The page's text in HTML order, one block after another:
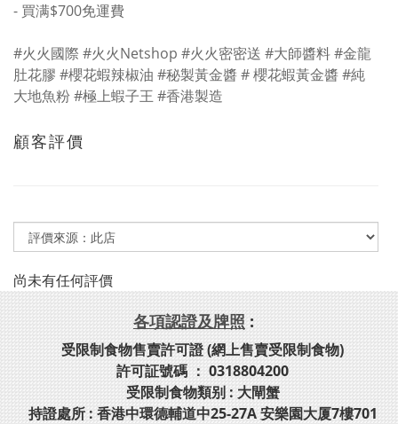
- 買满$700免運費
#火火國際 #火火Netshop #火火密密送 #大師醬料 #金龍
肚花膠 #櫻花蝦辣椒油 #秘製黃金醬 # 櫻花蝦黃金醬 #純
大地魚粉 #極上蝦子王 #香港製造
顧客評價
尚未有任何評價
各項認證及牌照 :
受限制食物售賣許可證 (網上售賣受限制食物)
許可証號碼 ： 0318804200
受限制食物類别 : 大閘蟹
持證處所 : 香港中環德輔道中25-27A 安樂園大厦7樓701